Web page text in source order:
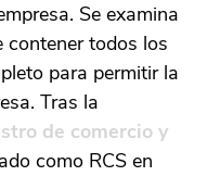
Se examina
contener todos los
para permitir la
Tras la
de comercio y
como RCS en